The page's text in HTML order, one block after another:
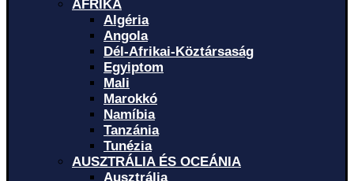
AFRIKA
Algéria
Angola
Dél-Afrikai-Köztársaság
Egyiptom
Mali
Marokkó
Namíbia
Tanzánia
Tunézia
AUSZTRÁLIA ÉS OCEÁNIA
Ausztrália